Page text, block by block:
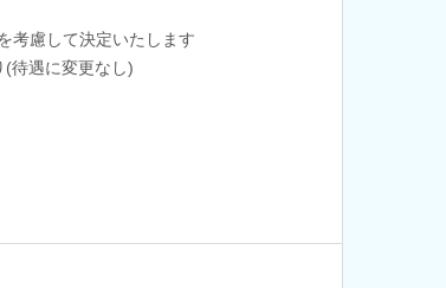
考慮して決定いたします
待遇に変更なし)